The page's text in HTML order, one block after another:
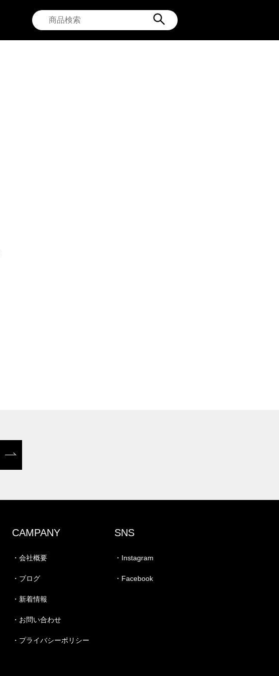
CAMPANY
・会社概要
・ブログ
・新着情報
・お問い合わせ
・プライバシーポリシー
SNS
・Instagram
・Facebook